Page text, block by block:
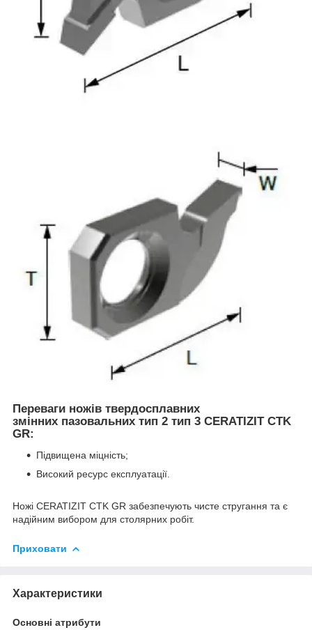
Переваги ножів твердосплавних
змінних пазовальних тип 2 тип 3 CERATIZIT CTK
GR:
Підвищена міцність;
Високий ресурс експлуатації.
Ножі CERATIZIT CTK GR забезпечують чисте стругання та є
надійним вибором для столярних робіт.
Приховати
Характеристики
Основні атрибути